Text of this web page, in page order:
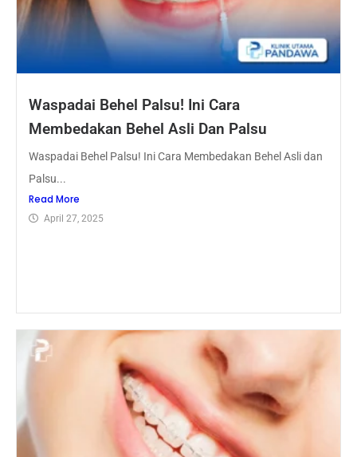
Waspadai Behel Palsu! Ini Cara
Membedakan Behel Asli Dan Palsu
Waspadai Behel Palsu! Ini Cara Membedakan Behel Asli dan
Palsu...
Read More
April 27, 2025